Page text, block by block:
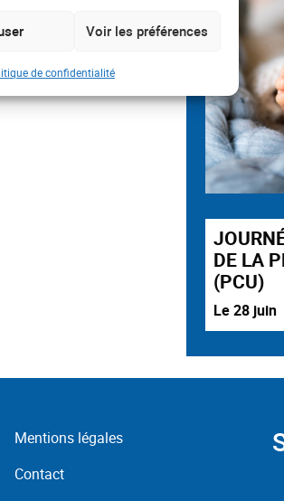
Voir les préférences
de confidentialité
DE LA
(PCU)
Le 28 juin
Mentions légales
Contact